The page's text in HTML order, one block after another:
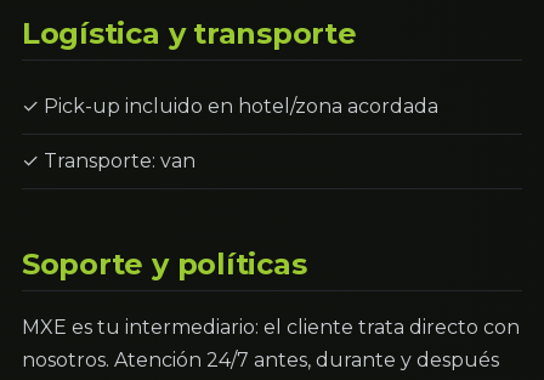
Logística y transporte
✓ Pick-up incluido en hotel/zona acordada
✓ Transporte: van
Soporte y políticas
MXE es tu intermediario: el cliente trata directo con
nosotros. Atención 24/7 antes, durante y después